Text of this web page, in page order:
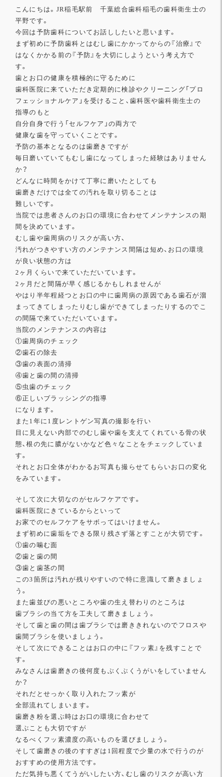
こんにちは。JR稲毛駅前 千葉総合歯科稲毛の歯科衛生士の
平野です。
今回は予防歯科についてお話ししたいと思います。
まず初めに予防歯科とはむし歯にかかってからの『治療』 で
はなくかかる前の『予防』を大切にしようという考え方で
す。
歯とお口の健康を積極的に守るために
歯科医院に来ていただき定期的に検診やクリーニング「プロ
フェッショナルケア」を受けること、 歯科医や歯科衛生士の
指導のもと
自分自身で行う「セルフケア」の両方で
健康な歯を守っていくことです。
予防の基本となるのは歯磨きですが
毎日磨いていてもむし歯になってしまった経験はありません
か？
どんなに時間をかけて丁寧に磨いたとしても
歯磨きだけでは全ての汚れを取り切ることは
難しいです。
当院では患者さんのお口の環境に合わせてメンテナンスの期
間を決めています。
むし歯や歯周病のリスクが高い方、
汚れがつきやすい方のメンテナンス間隔は短め、 お口の環境
が良い状態の方は
2ヶ月くらいで来ていただいています。
2ヶ月だと間隔が早く感じるかもしれませんが
やはり半年程経つとお口の中に歯周病の原因である歯石が溜
まって きてしまったりむし歯ができてしまったりするのでこ
の間隔で来て いただいています。
当院のメンテナンスの内容は
①歯周病のチェック
②歯石の除去
③歯の表面の清掃
④歯と歯の間の清掃
⑤虫歯のチェック
⑥正しいブラッシングの指導
になります。
また1年に1度レントゲン写真の撮影を行い
目に見えない内部でのむし歯や歯を支えてくれている骨の状
態、根の先に膿がないかなど色々なことをチェックしていま
す。
それとお口全体がわかるお写真も撮らせてもらいお口の変化
をみて います。
そして次に大切なのがセルフケアです。
歯科医院にきているからといって
お家でのセルフケアをサボってはいけません。
まず初めに歯垢をできる限り残さず落とすことが大切です。
①歯の噛む面
②歯と歯の間
③歯と歯茎の間
この3箇所は汚れが残りやすいので特に意識して磨きましょ
う。
また歯並びの悪いところや歯の生え替わりのところは
歯ブラシの当て方を工夫して磨きましょう。
そして歯と歯の間は歯ブラシでは磨ききれないのでフロスや
歯間ブ ラシを使いましょう。
そして次にできることはお口の中に『フッ素』を残すことで
す。
みなさんは歯磨きの後何度もぶくぶくうがいをしていません
か？
それだとせっかく取り入れたフッ素が
全部流れてしまいます。
歯磨き粉を選ぶ時はお口の環境に合わせて
選ぶことも大切ですが
なるべくフッ素濃度の高いものを選びましょう。
そして歯磨きの後のすすぎは1回程度で少量の水で行うのが
おすす めの使用方法です。
ただ気持ち悪くてうがいしたい方、 むし歯のリスクが高い方